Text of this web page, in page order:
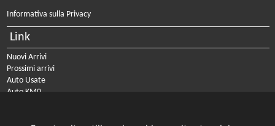
Informativa sulla Privacy
Link
Nuovi Arrivi
Prossimi arrivi
Auto Usate
Auto KM0